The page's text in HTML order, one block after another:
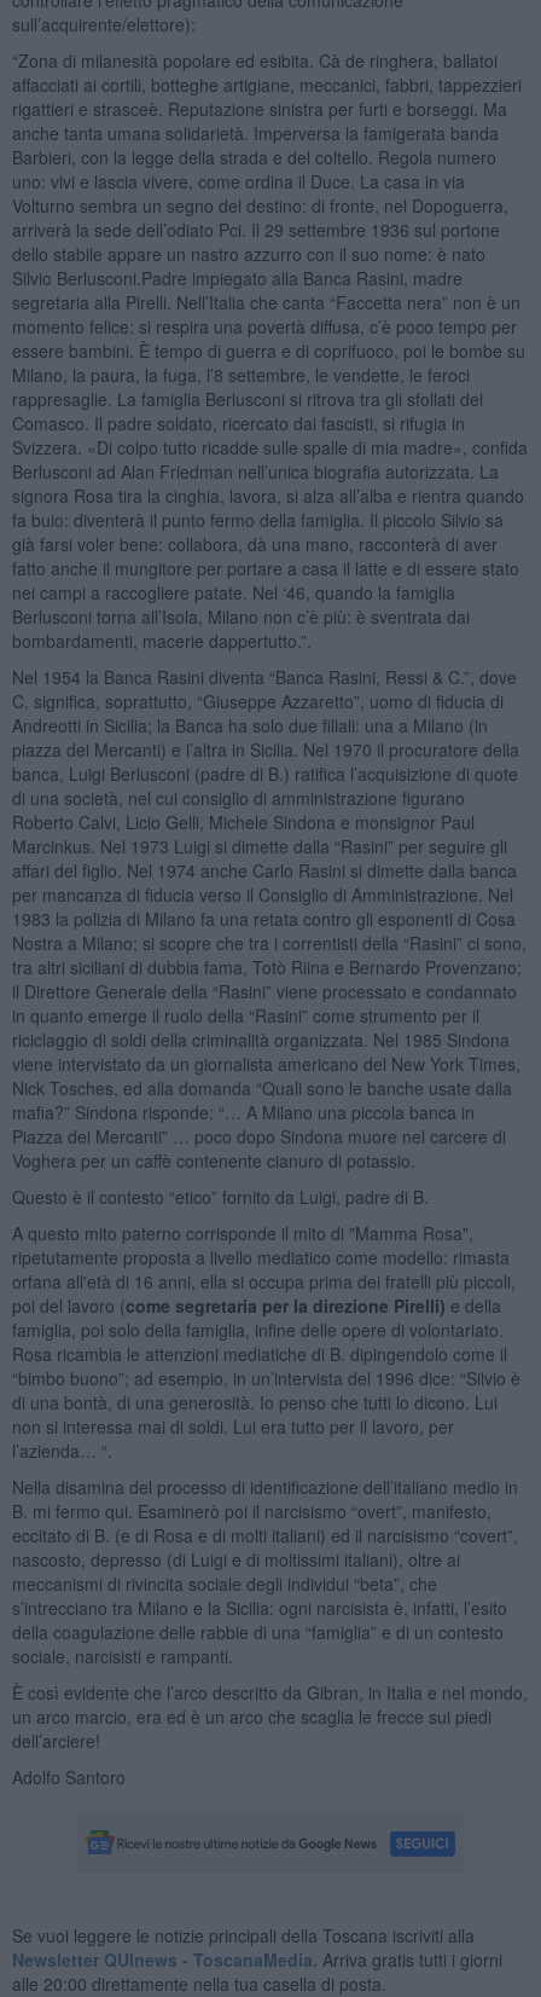
sull’acquirente/elettore):
“Zona di milanesità popolare ed esibita. Cà de ringhera, ballatoi
affacciati ai cortili, botteghe artigiane, meccanici, fabbri, tappezzieri
rigattieri e strasceè. Reputazione sinistra per furti e borseggi. Ma
anche tanta umana solidarietà. Imperversa la famigerata banda
Barbieri, con la legge della strada e del coltello. Regola numero
uno: vivi e lascia vivere, come ordina il Duce. La casa in via
Volturno sembra un segno del destino: di fronte, nel Dopoguerra,
arriverà la sede dell’odiato Pci. Il 29 settembre 1936 sul portone
dello stabile appare un nastro azzurro con il suo nome: è nato
Silvio Berlusconi.Padre impiegato alla Banca Rasini, madre
segretaria alla Pirelli. Nell’Italia che canta “Faccetta nera” non è un
momento felice: si respira una povertà diffusa, c’è poco tempo per
essere bambini. È tempo di guerra e di coprifuoco, poi le bombe su
Milano, la paura, la fuga, l’8 settembre, le vendette, le feroci
rappresaglie. La famiglia Berlusconi si ritrova tra gli sfollati del
Comasco. Il padre soldato, ricercato dai fascisti, si rifugia in
Svizzera. «Di colpo tutto ricadde sulle spalle di mia madre», confida
Berlusconi ad Alan Friedman nell’unica biografia autorizzata. La
signora Rosa tira la cinghia, lavora, si alza all’alba e rientra quando
fa buio: diventerà il punto fermo della famiglia. Il piccolo Silvio sa
già farsi voler bene: collabora, dà una mano, racconterà di aver
fatto anche il mungitore per portare a casa il latte e di essere stato
nei campi a raccogliere patate. Nel ‘46, quando la famiglia
Berlusconi torna all’Isola, Milano non c’è più: è sventrata dai
bombardamenti, macerie dappertutto.”.
Nel 1954 la Banca Rasini diventa “Banca Rasini, Ressi & C.”, dove
C. significa, soprattutto, “Giuseppe Azzaretto”, uomo di fiducia di
Andreotti in Sicilia; la Banca ha solo due filiali: una a Milano (in
piazza dei Mercanti) e l’altra in Sicilia. Nel 1970 il procuratore della
banca, Luigi Berlusconi (padre di B.) ratifica l’acquisizione di quote
di una società, nel cui consiglio di amministrazione figurano
Roberto Calvi, Licio Gelli, Michele Sindona e monsignor Paul
Marcinkus. Nel 1973 Luigi si dimette dalla “Rasini” per seguire gli
affari del figlio. Nel 1974 anche Carlo Rasini si dimette dalla banca
per mancanza di fiducia verso il Consiglio di Amministrazione. Nel
1983 la polizia di Milano fa una retata contro gli esponenti di Cosa
Nostra a Milano; si scopre che tra i correntisti della “Rasini” ci sono,
tra altri siciliani di dubbia fama, Totò Riina e Bernardo Provenzano;
il Direttore Generale della “Rasini” viene processato e condannato
in quanto emerge il ruolo della “Rasini” come strumento per il
riciclaggio di soldi della criminalità organizzata. Nel 1985 Sindona
viene intervistato da un giornalista americano del New York Times,
Nick Tosches, ed alla domanda “Quali sono le banche usate dalla
mafia?” Sindona risponde: “… A Milano una piccola banca in
Piazza dei Mercanti” … poco dopo Sindona muore nel carcere di
Voghera per un caffè contenente cianuro di potassio.
Questo è il contesto “etico” fornito da Luigi, padre di B.
A questo mito paterno corrisponde il mito di "Mamma Rosa",
ripetutamente proposta a livello mediatico come modello: rimasta
orfana all'età di 16 anni, ella si occupa prima dei fratelli più piccoli,
poi del lavoro (come segretaria per la direzione Pirelli) e della
famiglia, poi solo della famiglia, infine delle opere di volontariato.
Rosa ricambia le attenzioni mediatiche di B. dipingendolo come il
“bimbo buono”; ad esempio, in un’intervista del 1996 dice: “Silvio è
di una bontà, di una generosità. Io penso che tutti lo dicono. Lui
non si interessa mai di soldi. Lui era tutto per il lavoro, per
l’azienda… “.
Nella disamina del processo di identificazione dell’italiano medio in
B. mi fermo qui. Esaminerò poi il narcisismo “overt”, manifesto,
eccitato di B. (e di Rosa e di molti italiani) ed il narcisismo “covert”,
nascosto, depresso (di Luigi e di moltissimi italiani), oltre ai
meccanismi di rivincita sociale degli individui “beta”, che
s’intrecciano tra Milano e la Sicilia: ogni narcisista è, infatti, l’esito
della coagulazione delle rabbie di una “famiglia” e di un contesto
sociale, narcisisti e rampanti.
È così evidente che l’arco descritto da Gibran, in Italia e nel mondo,
un arco marcio, era ed è un arco che scaglia le frecce sui piedi
dell’arciere!
Adolfo Santoro
Se vuoi leggere le notizie principali della Toscana iscriviti alla
Newsletter QUInews - ToscanaMedia. Arriva gratis tutti i giorni
alle 20:00 direttamente nella tua casella di posta.